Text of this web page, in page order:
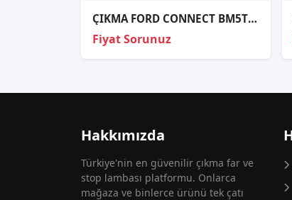
ÇIKMA FORD CONNECT BM5T 13A024 CF BM5T13A024CF FAR ANAHTARI
Fiyat Sorunuz
Hakkımızda
Türkiye'nin en güvenilir çıkma far ve
stop lambası platformu. Onlarca
mağaza ve binlerce ürünü tek çatı